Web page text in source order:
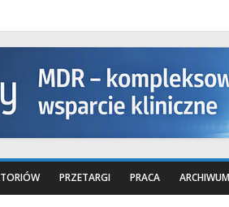
PRZETARGI PRACA ARCHIWUM